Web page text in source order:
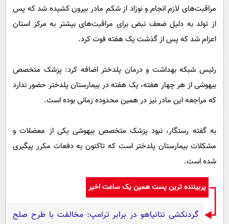
مراقبت‌های لازم انجام و نوزاد از شکم مادر بیرون کشیده شد که پس
از تولد به دلیل ضعف نبض برای مراقبت‌های بیشتر به مرکز استان
اعزام شد که پس از گذشت یک هفته فوت کرد.
رئیس شبکه بهداشت و درمان پلدختر اضافه کرد: پزشک متخصص
بیهوشی از هر چهار هفته، یک هفته در بیمارستان پلدختر حضور ندارد
که مراجعه این مادر نیز در همین محدوده زمانی بوده است.
به گفته رستگار، نبود پزشک متخصص بیهوشی یکی از معضلات و
مشکلات بیمارستان پلدختر است که تاکنون به دفعات مکرر پیگیری
شده است.
پربیننده ترین پست همین یک ساعت اخیر
گردنکشی نتانیاهو در برابر ترامپ: مخالفت با طرح صلح